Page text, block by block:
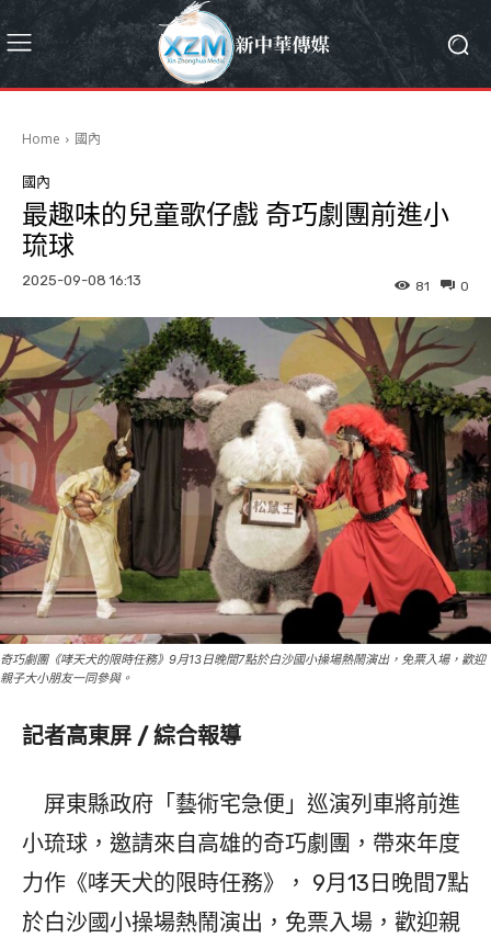
Home 國內
國內
最趣味的兒童歌仔戲 奇巧劇團前進小
琉球
2025-09-08 16:13 0
81
奇巧劇團《哮天犬的限時任務》9月13日晚間7點於白沙國小操場熱鬧演出，免票入場，歡迎
親子大小朋友一同參與。
記者高東屏 / 綜合報導
屏東縣政府「藝術宅急便」巡演列車將前進
小琉球，邀請來自高雄的奇巧劇團，帶來年度
力作《哮天犬的限時任務》， 9月13日晚間7點
於白沙國小操場熱鬧演出，免票入場，歡迎親